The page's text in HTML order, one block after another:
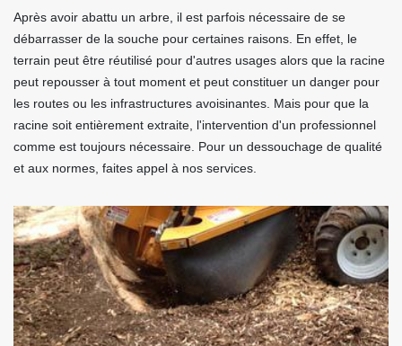
Après avoir abattu un arbre, il est parfois nécessaire de se
débarrasser de la souche pour certaines raisons. En effet, le
terrain peut être réutilisé pour d'autres usages alors que la racine
peut repousser à tout moment et peut constituer un danger pour
les routes ou les infrastructures avoisinantes. Mais pour que la
racine soit entièrement extraite, l'intervention d'un professionnel
comme est toujours nécessaire. Pour un dessouchage de qualité
et aux normes, faites appel à nos services.